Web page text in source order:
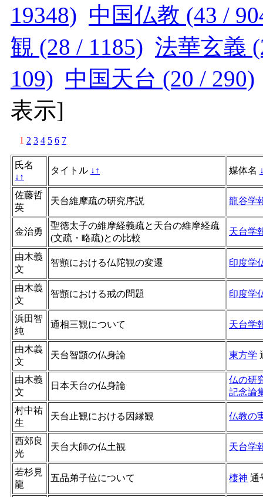
19348) 中国仏教 (43 /
観 (28 / 1185) 法華玄義
109) 中国天台 (20 / 290)
表示]
1 2 3 4 5 6 7
氏名
↓ ↑
タイトル ↓ ↑ 媒体名
佐藤哲
英
天台維摩疏の研究序説 龍谷学
金治勇
聖徳太子の維摩経義疏と天台の維摩経疏
(文疏・略疏)との比較
天台学
由木義
文
智顗における仏陀観の変遷 印度学
由木義
文
智顗における戒の問題 印度学
浜田智
純
通相三観について 天台学
由木義
文
天台智顗の仏身論 東方学
由木義
文
日本天台の仏身論
仏の研
記念論
村中祐
生
天台止観における因縁観 仏教の
西郊良
光
天台大師の仏土観 天台学
若杉見
龍
五品弟子位について 棲神 通